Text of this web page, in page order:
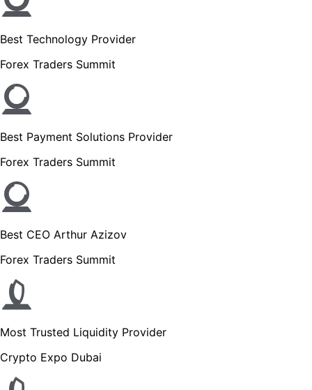
Best Technology Provider
Forex Traders Summit
Best Payment Solutions Provider
Forex Traders Summit
Best CEO Arthur Azizov
Forex Traders Summit
Most Trusted Liquidity Provider
Crypto Expo Dubai